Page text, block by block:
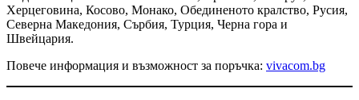
Херцеговина, Косово, Монако, Обединеното кралство, Русия,
Северна Македония, Сърбия, Турция, Черна гора и
Швейцария.
Повече информация и възможност за поръчка: vivacom.bg